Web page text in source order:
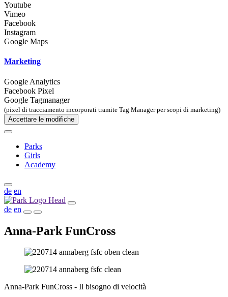
Youtube
Vimeo
Facebook
Instagram
Google Maps
Marketing
Google Analytics
Facebook Pixel
Google Tagmanager
(pixel di tracciamento incorporati tramite Tag Manager per scopi di marketing)
Accettare le modifiche
Parks
Girls
Academy
de en
de en
Anna-Park FunCross
Anna-Park FunCross - Il bisogno di velocità